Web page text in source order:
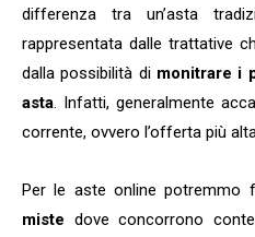
differenza tra un’asta
rappresentata dalle trattative
dalla possibilità di monitrare i
asta . Infatti, generalmente
corrente, ovvero l’offerta più
Per le aste online potremmo
miste dove concorrono